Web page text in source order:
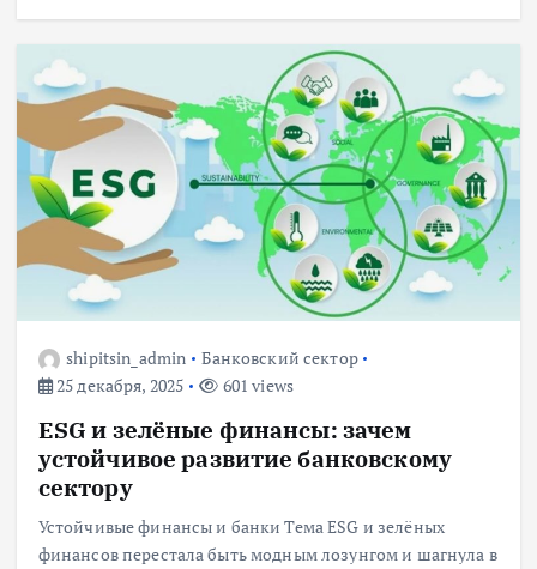
shipitsin_admin
Банковский сектор
25 декабря, 2025
601 views
ESG и зелёные финансы: зачем
устойчивое развитие банковскому
сектору
Устойчивые финансы и банки Тема ESG и зелёных
финансов перестала быть модным лозунгом и шагнула в